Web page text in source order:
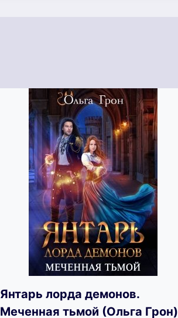
Янтарь лорда демонов.
Меченная тьмой (Ольга Грон)